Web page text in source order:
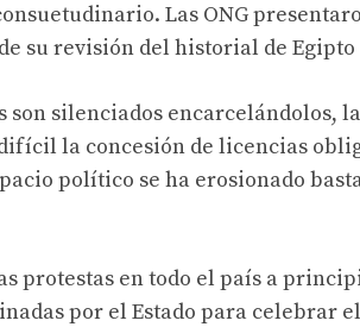
Las ONG
su revisión del historial de
son silenciados encarcelándolos,
la concesión de licencias
político se ha erosionado
protestas en todo el país a
por el Estado para celebrar